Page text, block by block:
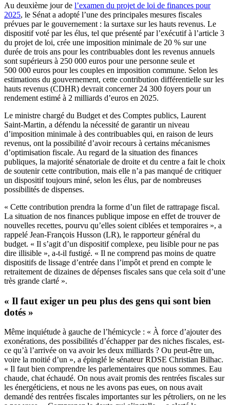
Au deuxième jour de l’examen du projet de loi de finances pour
2025, le Sénat a adopté l’une des principales mesures fiscales
prévues par le gouvernement : la surtaxe sur les hauts revenus. Le
dispositif voté par les élus, tel que présenté par l’exécutif à l’article 3
du projet de loi, crée une imposition minimale de 20 % sur une
durée de trois ans pour les contribuables dont les revenus annuels
sont supérieurs à 250 000 euros pour une personne seule et
500 000 euros pour les couples en imposition commune. Selon les
estimations du gouvernement, cette contribution différentielle sur les
hauts revenus (CDHR) devrait concerner 24 300 foyers pour un
rendement estimé à 2 milliards d’euros en 2025.
Le ministre chargé du Budget et des Comptes publics, Laurent
Saint-Martin, a défendu la nécessité de garantir un niveau
d’imposition minimale à des contribuables qui, en raison de leurs
revenus, ont la possibilité d’avoir recours à certains mécanismes
d’optimisation fiscale. Au regard de la situation des finances
publiques, la majorité sénatoriale de droite et du centre a fait le choix
de soutenir cette contribution, mais elle n’a pas manqué de critiquer
un dispositif toujours miné, selon les élus, par de nombreuses
possibilités de dispenses.
« Cette contribution prendra la forme d’un filet de rattrapage fiscal.
La situation de nos finances publique impose en effet de trouver de
nouvelles recettes, pourvu qu’elles soient ciblées et temporaires », a
rappelé Jean-François Husson (LR), le rapporteur général du
budget. « Il s’agit d’un dispositif complexe, peu lisible pour ne pas
dire illisible », a-t-il fustigé. « Il ne comprend pas moins de quatre
dispositifs de lissage d’entrée dans l’impôt et prend en compte le
retraitement de dizaines de dépenses fiscales sans que cela soit d’une
très grande clarté ».
« Il faut exiger un peu plus des gens qui sont bien
dotés »
Même inquiétude à gauche de l’hémicycle : « À force d’ajouter des
exonérations, des possibilités d’échapper par des niches fiscales, est-
ce qu’à l’arrivée on va avoir les deux milliards ? Ou peut-être un,
voire la moitié d’un », a épinglé le sénateur RDSE Christian Bilhac.
« Il faut bien comprendre les parlementaires que nous sommes. Eau
chaude, chat échaudé. On nous avait promis des rentrées fiscales sur
les énergéticiens, et nous ne les avons pas eues, on nous avait
demandé des rentrées fiscales importantes sur les pétroliers, on ne les